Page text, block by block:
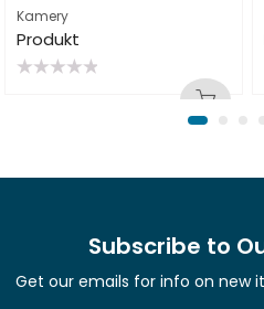
Kamery
Produkt
Subscribe to
Get our emails for info on new